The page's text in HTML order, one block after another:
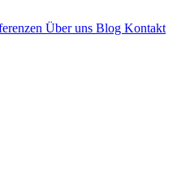
Über uns Blog Kontakt